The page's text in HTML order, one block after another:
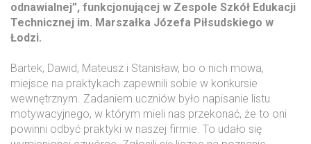
odnawialnej”, funkcjonującej w Zespole Szkół Edukacji
Technicznej im. Marszałka Józefa Piłsudskiego w
Łodzi.
Bartek, Dawid, Mateusz i Stanisław, bo o nich mowa,
miejsce na praktykach zapewnili sobie w konkursie
wewnętrznym. Zadaniem uczniów było napisanie listu
motywacyjnego, w którym mieli nas przekonać, że to oni
powinni odbyć praktyki w naszej firmie. To udało się